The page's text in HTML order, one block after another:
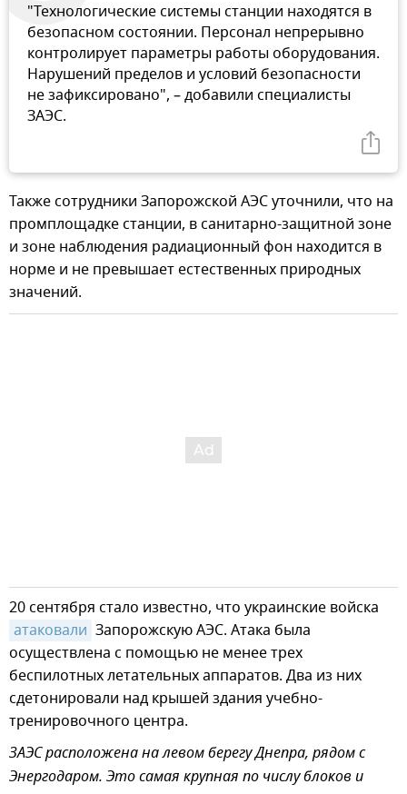
"Технологические системы станции находятся в
безопасном состоянии. Персонал непрерывно
контролирует параметры работы оборудования.
Нарушений пределов и условий безопасности
не зафиксировано", – добавили специалисты
ЗАЭС.
Также сотрудники Запорожской АЭС уточнили, что на
промплощадке станции, в санитарно-защитной зоне
и зоне наблюдения радиационный фон находится в
норме и не превышает естественных природных
значений.
20 сентября стало известно, что украинские войска
атаковали Запорожскую АЭС. Атака была
осуществлена с помощью не менее трех
беспилотных летательных аппаратов. Два из них
сдетонировали над крышей здания учебно-
тренировочного центра.
ЗАЭС расположена на левом берегу Днепра, рядом с
Энергодаром. Это самая крупная по числу блоков и